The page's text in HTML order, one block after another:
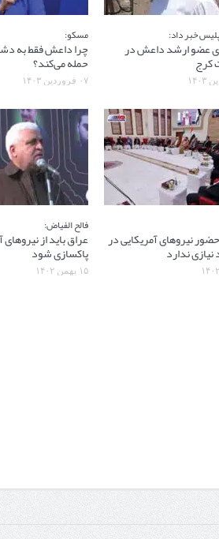
خبر داد:
عضو ارشد داعش در
کرج
مسکو:
چرا داعش فقط به
حمله می‌کند؟
۰۷ فروردین ۱۴۰۳
نیروهای آمریکایی در
ندارد
فالح الفیاض:
عراق باید از
پاکسازی شود
۱۵ بهمن ۱۴۰۲